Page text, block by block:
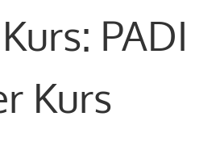
PADI
Kurs